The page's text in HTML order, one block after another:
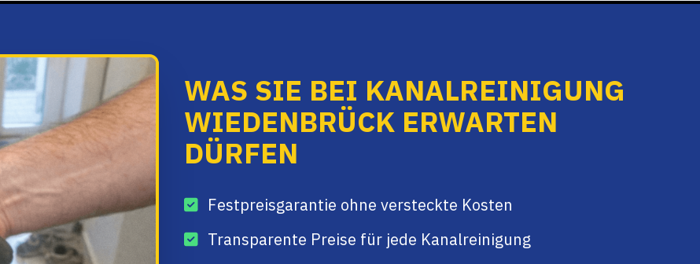
WAS SIE BEI KANALREINIGUNG
WIEDENBRÜCK ERWARTEN
DÜRFEN
Festpreisgarantie ohne versteckte Kosten
Transparente Preise für jede Kanalreinigung